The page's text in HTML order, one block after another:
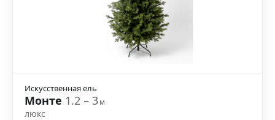
Искусственная ель
Монте 1.2 – 3м
люкс